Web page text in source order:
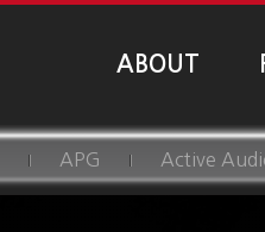
ABOUT
APG Active